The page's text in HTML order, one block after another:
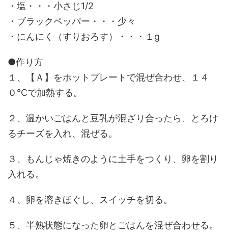
・塩・・・小さじ1/2
・ブラックペッパー・・・少々
・にんにく（すりおろす）・・・１g
●作り方
１、【Ａ】をホットプレートで混ぜ合わせ、１４
０℃で加熱する。
２、温かいごはんと豆乳が混ざり合ったら、とろけ
るチーズを入れ、混ぜる。
３、もんじゃ焼きのように土手をつくり、卵を割り
入れる。
４、卵を溶きほぐし、スイッチを切る。
５、半熟状態になった卵とごはんを混ぜ合わせる。